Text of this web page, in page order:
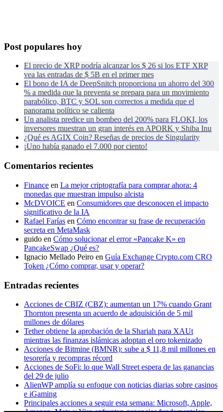
Post populares hoy
El precio de XRP podría alcanzar los $ 26 si los ETF XRP
vea las entradas de $ 5B en el primer mes
El bono de IA de DeepSnitch proporciona un ahorro del 300
% a medida que la preventa se prepara para un movimiento
parabólico, BTC y SOL son correctos a medida que el
panorama político se calienta
Un analista predice un bombeo del 200% para FLOKI, los
inversores muestran un gran interés en APORK y Shiba Inu
¿Qué es AGIX Coin? Reseñas de precios de Singularity
¡Uno había ganado el 7.000 por ciento!
Comentarios recientes
Finance en La mejor criptografía para comprar ahora: 4
monedas que muestran impulso alcista
McDVOICE en Consumidores que desconocen el impacto
significativo de la IA
Rafael Farías en Cómo encontrar su frase de recuperación
secreta en MetaMask
guido en Cómo solucionar el error «Pancake K» en
PancakeSwap ¿Qué es?
Ignacio Mellado Peiro en Guía Exchange Crypto.com CRO
Token ¿Cómo comprar, usar y operar?
Entradas recientes
Acciones de CBIZ (CBZ): aumentan un 17% cuando Grant
Thornton presenta un acuerdo de adquisición de 5 mil
millones de dólares
Tether obtiene la aprobación de la Shariah para XAUt
mientras las finanzas islámicas adoptan el oro tokenizado
Acciones de Bitmine (BMNR): sube a $ 11,8 mil millones en
tesorería y recompras récord
Acciones de SoFi: lo que Wall Street espera de las ganancias
del 29 de julio
AlienWP amplía su enfoque con noticias diarias sobre casinos
e iGaming
Principales acciones a seguir esta semana: Microsoft, Apple,